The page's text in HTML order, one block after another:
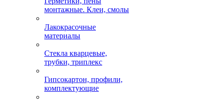
монтажные. Клеи, смолы
Лакокрасочные
материалы
Стекла кварцевые,
трубки, триплекс
Гипсокартон, профили,
комплектующие